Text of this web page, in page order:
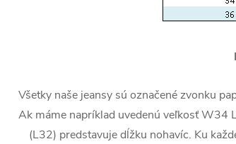
Všetky naše jeansy sú označené zvonku
Ak máme napríklad uvedenú veľkosť W34
(L32) predstavuje dĺžku nohavíc. Ku